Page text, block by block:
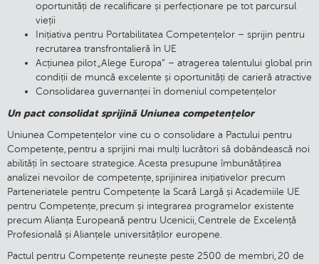
oportunități de recalificare și perfecționare pe tot parcursul
vieții
Inițiativa pentru Portabilitatea Competențelor – sprijin pentru
recrutarea transfrontalieră în UE
Acțiunea pilot „Alege Europa” – atragerea talentului global prin
condiții de muncă excelente și oportunități de carieră atractive
Consolidarea guvernanței în domeniul competențelor
Un pact consolidat sprijină Uniunea competențelor
Uniunea Competențelor vine cu o consolidare a Pactului pentru
Competențe, pentru a sprijini mai mulți lucrători să dobândească noi
abilități în sectoare strategice. Acesta presupune îmbunătățirea
analizei nevoilor de competențe, sprijinirea inițiativelor precum
Parteneriatele pentru Competențe la Scară Largă și Academiile UE
pentru Competențe, precum și integrarea programelor existente
precum Alianța Europeană pentru Ucenicii, Centrele de Excelență
Profesională și Alianțele universităților europene.
Pactul pentru Competențe reunește peste 2500 de membri, 20 de